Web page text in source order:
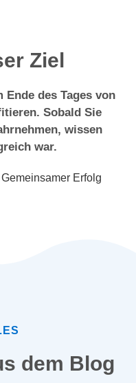
Ziel
Ende des Tages von
Sobald Sie
wissen
war.
Gemeinsamer Erfolg
dem Blog